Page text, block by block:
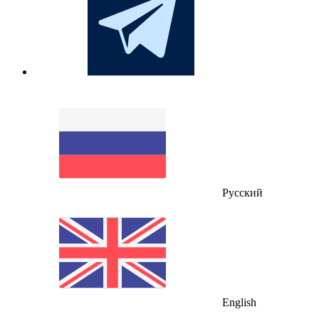
Русский
English